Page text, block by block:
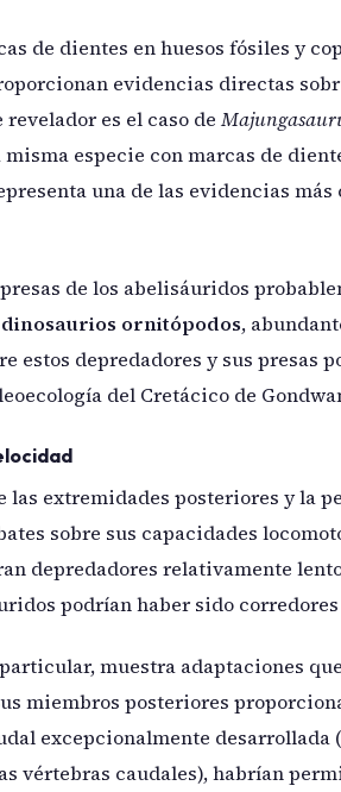
de dientes en huesos fósiles y
evidencias directas
es el caso de
especie con marcas de
una de las evidencias
de los abelisáuridos
dinosaurios ornitópodos,
estos depredadores y sus presas
del Cretácico de
las extremidades posteriores y la
sobre sus capacidades
depredadores relativamente
podrían haber sido
muestra adaptaciones
miembros posteriores
excepcionalmente
vértebras caudales), habrían